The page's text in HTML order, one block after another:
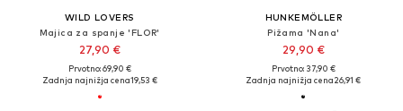
WILD LOVERS
Majica za spanje 'FLOR'
27,90 €
Prvotno: 69,90 €
Zadnja najnižja cena19,53 €
HUNKEMÖLLER
Pižama 'Nana'
29,90 €
Prvotno: 37,90 €
Zadnja najnižja cena26,91 €